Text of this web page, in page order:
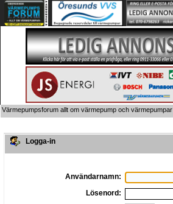
Värmepumpsforum allt om värmepump och värmepumpar
Logga-in
Användarnamn:
Lösenord: